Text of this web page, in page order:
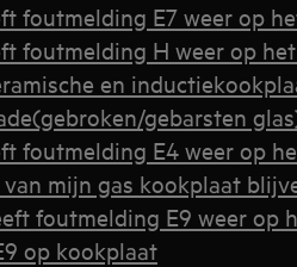
foutmelding E7 weer op
foutmelding H weer op
en
gebarsten
foutmelding E4 weer op
mijn gas kookplaat
foutmelding E9 weer op
op kookplaat